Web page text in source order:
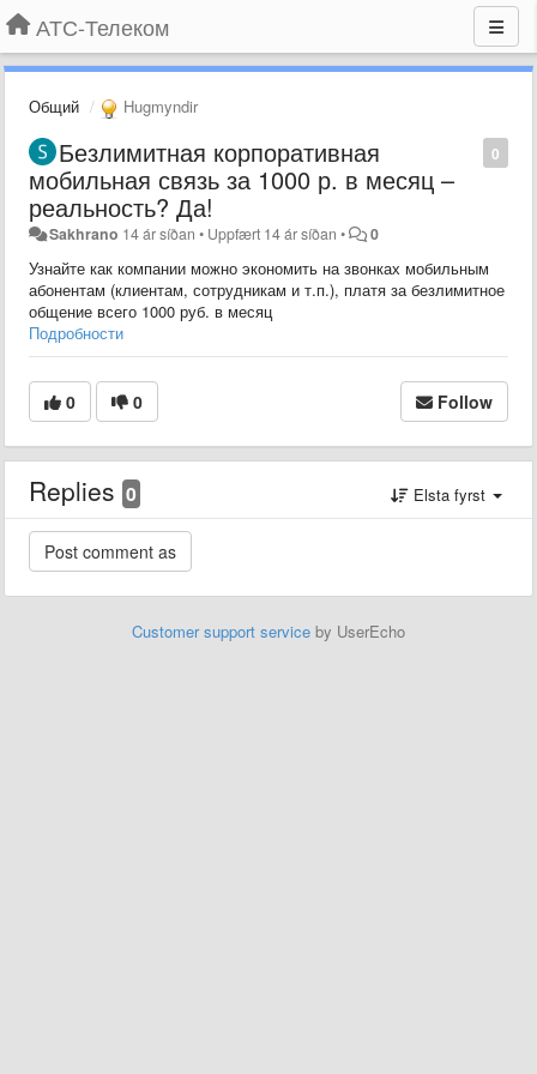
АТС-Телеком
Общий Hugmyndir
0
Безлимитная корпоративная
мобильная связь за 1000 р. в месяц –
реальность? Да!
Sakhrano 14 ár síðan • Uppfært 14 ár síðan • 0
Узнайте как компании можно экономить на звонках мобильным
абонентам (клиентам, сотрудникам и т.п.), платя за безлимитное
общение всего 1000 руб. в месяц
Подробности
0 0 Follow
Replies 0 Elsta fyrst
Customer support service by UserEcho